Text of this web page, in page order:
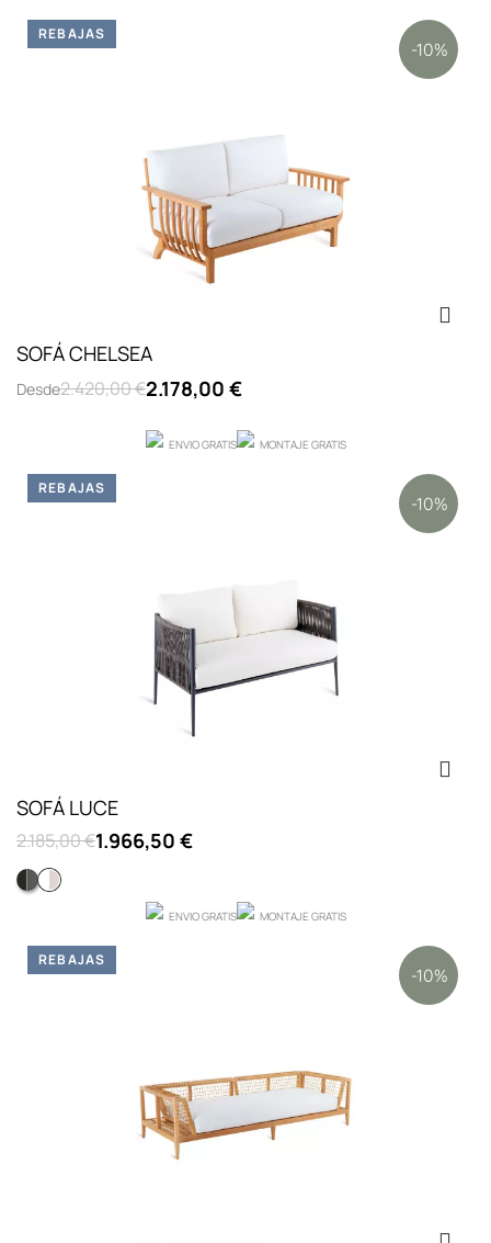
SOFÁ CHELSEA
Desde2.420,00 €2.178,00 €
ENVIO GRATIS MONTAJE GRATIS
-10%
REBAJAS
SOFÁ LUCE
2.185,00 €1.966,50 €
NEGROBLANCO
ENVIO GRATIS MONTAJE GRATIS
-10%
REBAJAS
-10%
REBAJAS